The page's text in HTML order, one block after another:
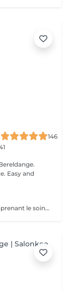
146
Easy and
Pédicure professionnelle pour hommes comprenant le soin des ongles, le traitement des cuticules, l'élimination des callosités et l'hydratation des pieds. Idéal pour des pieds propres, soignés et confortables.